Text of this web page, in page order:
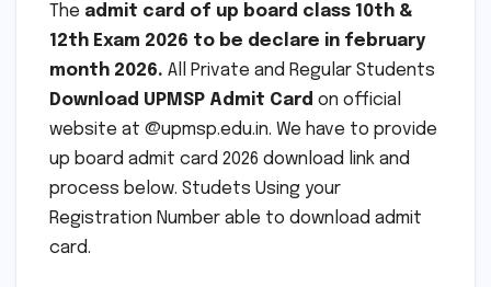
The admit card of up board class 10th &
12th Exam 2026 to be declare in february
month 2026. All Private and Regular Students
Download UPMSP Admit Card on official
website at @upmsp.edu.in. We have to provide
up board admit card 2026 download link and
process below. Studets Using your
Registration Number able to download admit
card.